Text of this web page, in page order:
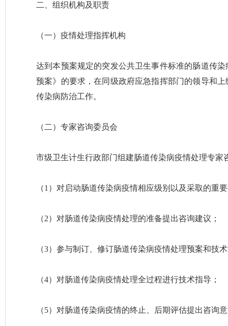
二、组织机构及职责
（一）疫情处理指挥机构
达到本预案规定的突发公共卫生事件标准的肠道传
预案》的要求，在同级政府应急指挥部门的领导和
传染病防治工作。
（二）专家咨询委员会
市级卫生计生行政部门组建肠道传染病疫情处理专家
（1）对启动肠道传染病疫情相应级别以及采取的重
（2）对肠道传染病疫情处理的准备提出咨询建议；
（3）参与制订、修订肠道传染病疫情处理预案和技
（4）对肠道传染病疫情处理全过程进行技术指导；
（5）对肠道传染病疫情的终止、后期评估提出咨询